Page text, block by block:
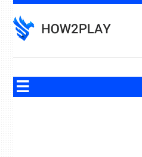
to
content